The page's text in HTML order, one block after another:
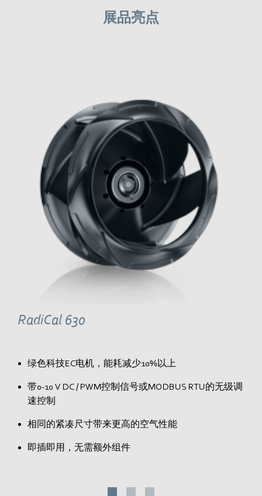
展品亮点
RadiCal 630
绿色科技EC电机，能耗减少10%以上
带0-10 V DC / PWM控制信号或MODBUS RTU的无级调
速控制
相同的紧凑尺寸带来更高的空气性能
即插即用，无需额外组件